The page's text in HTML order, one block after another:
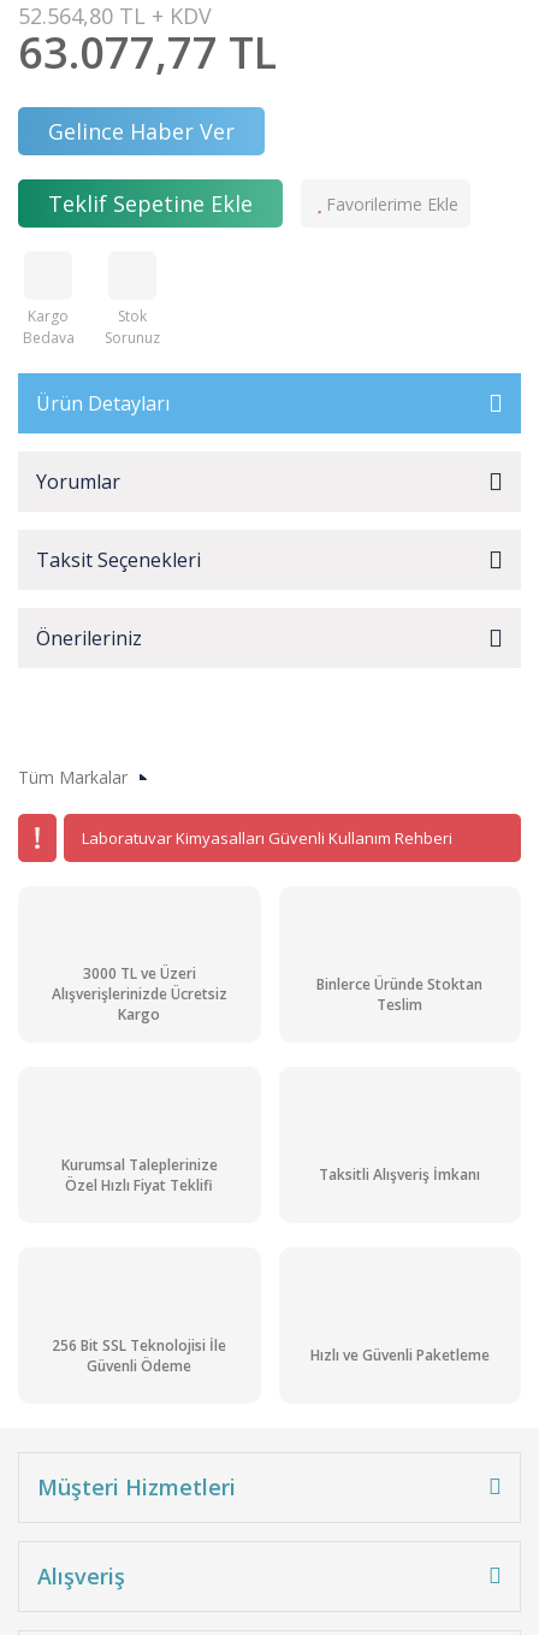
52.564,80 TL + KDV
63.077,77 TL
Gelince Haber Ver
Teklif Sepetine Ekle
Kargo
Bedava
Stok
Sorunuz
Ürün Detayları
Yorumlar
Taksit Seçenekleri
Önerileriniz
Tüm Markalar
Laboratuvar Kimyasalları Güvenli Kullanım Rehberi
3000 TL ve Üzeri
Alışverişlerinizde Ücretsiz
Kargo
Binlerce Üründe Stoktan
Teslim
Kurumsal Taleplerinize
Özel Hızlı Fiyat Teklifi
Taksitli Alışveriş İmkanı
256 Bit SSL Teknolojisi İle
Güvenli Ödeme
Hızlı ve Güvenli Paketleme
Müşteri Hizmetleri
Alışveriş